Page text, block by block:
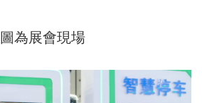
圖為展會現場